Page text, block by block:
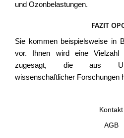
und Ozonbelastungen.
FAZIT
Sie kommen beispielsweise in
vor. Ihnen wird eine Vielzahl
zugesagt, die aus
wissenschaftlicher Forschungen
Kontakt
AGB